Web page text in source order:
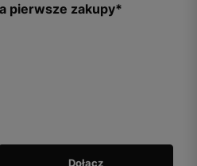
pierwsze zakupy*